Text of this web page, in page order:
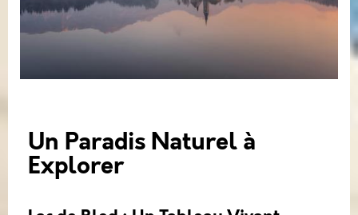
Un Paradis Naturel à
Explorer